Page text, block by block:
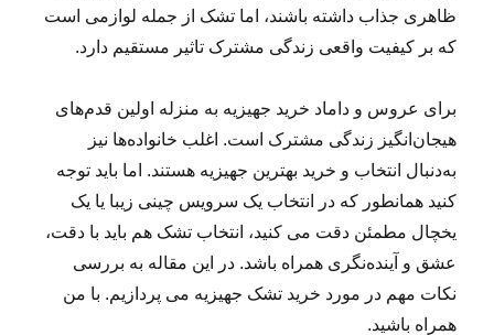
ظاهری جذاب داشته باشند، اما تشک از جمله لوازمی است
که بر کیفیت واقعی زندگی مشترک تاثیر مستقیم دارد.
برای عروس و داماد خرید جهیزیه به منزله اولین قدم‌های
هیجان‌انگیز زندگی مشترک است. اغلب خانواده‌ها نیز
به‌دنبال انتخاب و خرید بهترین‌ جهیزیه هستند. اما باید توجه
کنید همانطور که در انتخاب یک سرویس چینی زیبا یا یک
یخچال مطمئن دقت می کنید، انتخاب تشک هم باید با دقت،
عشق و آینده‌نگری همراه باشد. در این مقاله به بررسی
نکات مهم در مورد خرید تشک جهیزیه می پردازیم. با من
همراه باشید.